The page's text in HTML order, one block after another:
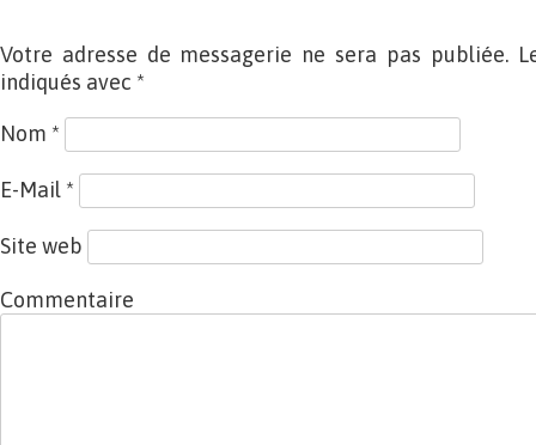
Votre adresse de messagerie ne sera pas publiée.
indiqués avec *
Nom *
E-Mail *
Site web
Commentaire